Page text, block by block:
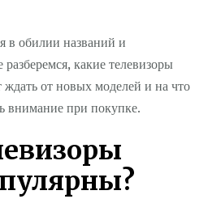
в обилии названий и
какие телевизоры
ждать от новых моделей и на что
внимание при покупке.